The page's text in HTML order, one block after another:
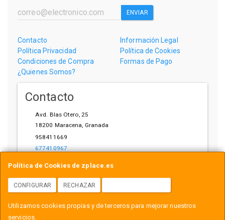
Política de Cookies de zplace.es
CONFIGURAR RECHAZAR
Utilizamos cookies propias y de terceros para mejorar nuestros
servicios.
ENVIAR
Contacto
Información Legal
Política Privacidad
Política de Cookies
Condiciones de Compra
Formas de Pago
¿Quienes Somos?
Contacto
Avd. Blas Otero, 25
18200 Maracena, Granada
958411669
677410967
Horario
L-V: 10:00-14:00, 17:00-21:00